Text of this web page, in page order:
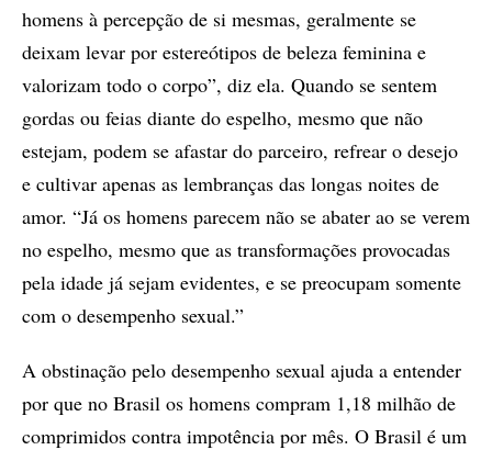
homens à percepção de si mesmas, geralmente se
deixam levar por estereótipos de beleza feminina e
valorizam todo o corpo”, diz ela. Quando se sentem
gordas ou feias diante do espelho, mesmo que não
estejam, podem se afastar do parceiro, refrear o desejo
e cultivar apenas as lembranças das longas noites de
amor. “Já os homens parecem não se abater ao se verem
no espelho, mesmo que as transformações provocadas
pela idade já sejam evidentes, e se preocupam somente
com o desempenho sexual.”
A obstinação pelo desempenho sexual ajuda a entender
por que no Brasil os homens compram 1,18 milhão de
comprimidos contra impotência por mês. O Brasil é um